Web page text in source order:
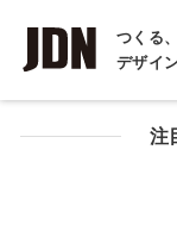
つくる
デザイ
インタビュー
注